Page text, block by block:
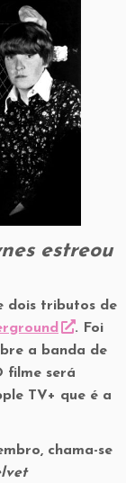
estreou
dois tributos de
. Foi
a banda de
filme será
TV+ que é a
chama-se